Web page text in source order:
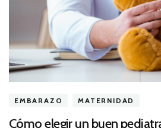
EMBARAZO MATERNIDAD
Cómo elegir un buen